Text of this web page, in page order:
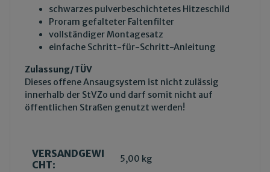
schwarzes pulverbeschichtetes Hitzeschild
Proram gefalteter Faltenfilter
vollständiger Montagesatz
einfache Schritt-für-Schritt-Anleitung
Zulassung/TÜV
Dieses offene Ansaugsystem ist nicht zulässig
innerhalb der StVZo und darf somit nicht auf
öffentlichen Straßen genutzt werden!
Produkteigenschaft
Wert
VERSANDGEWI
CHT:
5,00 kg